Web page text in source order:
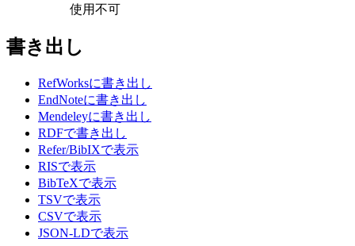
使用不可
書き出し
RefWorksに書き出し
EndNoteに書き出し
Mendeleyに書き出し
RDFで書き出し
Refer/BibIXで表示
RISで表示
BibTeXで表示
TSVで表示
CSVで表示
JSON-LDで表示